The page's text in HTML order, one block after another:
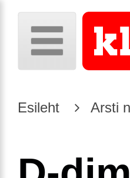
Esileht Arsti